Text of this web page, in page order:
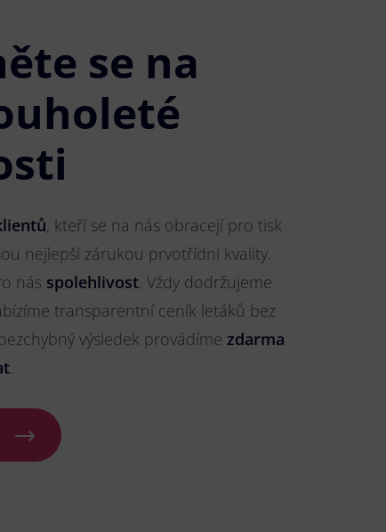
se na
, kteří se na nás obracejí pro tisk
nejlepší zárukou prvotřídní kvality.
nás spolehlivost. Vždy dodržujeme
transparentní ceník letáků bez
výsledek provádíme zdarma
.